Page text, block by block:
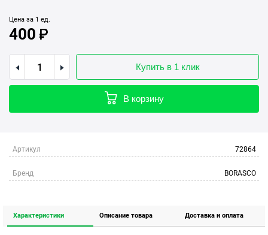
Цена за 1 ед.
400
Купить в 1 клик
В корзину
Артикул 72864
Бренд BORASCO
Характеристики Описание товара Доставка и оплата